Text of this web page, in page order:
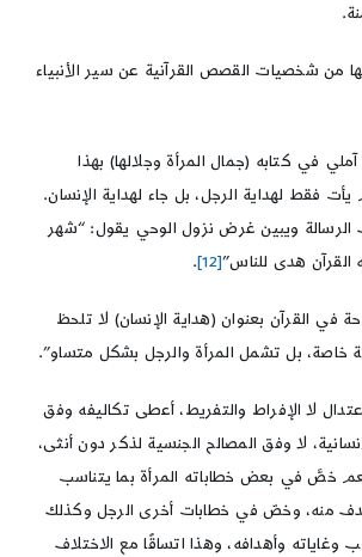
من شخصيات القصص القرآنية عن سير الأنبياء
في كتابه (جمال المرأة وجلالها) بهذا
فقط لهداية الرجل، بل جاء لهداية الإنسان.
الرسالة ويبين غرض نزول الوحي يقول: “شهر
القرآن هدى للناس”[12]
.
في القرآن بعنوان (هداية الإنسان) لا تلحظ
خاصة، بل تشمل المرأة والرجل بشكل متساو”.
لا الإفراط والتفريط، أعطى تكاليفه وفق
لا وفق المصالح الجنسية لذكر دون أنثى،
خصَّ في بعض خطاباته المرأة بما يتناسب
منه، وخصّ في خطابات أخرى الرجل وكذلك
وغاياته وأهدافه، وهذا اتساقًا مع الاختلاف